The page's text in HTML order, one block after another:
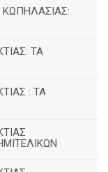
ΤΑ
: ΤΑ